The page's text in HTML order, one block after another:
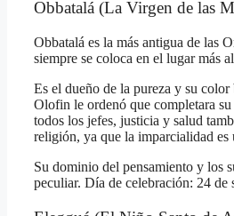
Obbatalá (La Virgen de las
Obbatalá es la más antigua de las
siempre se coloca en el lugar más
Es el dueño de la pureza y su
Olofin le ordenó que completara
todos los jefes, justicia y salud
religión, ya que la imparcialidad es
Su dominio del pensamiento y los
peculiar. Día de celebración: 24 de